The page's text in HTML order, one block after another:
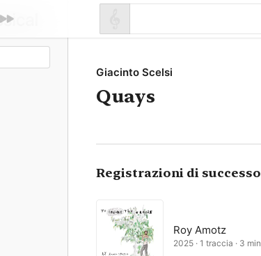
Giacinto Scelsi
Quays
Registrazioni di successo
Roy Amotz
2025 · 1 traccia · 3 min